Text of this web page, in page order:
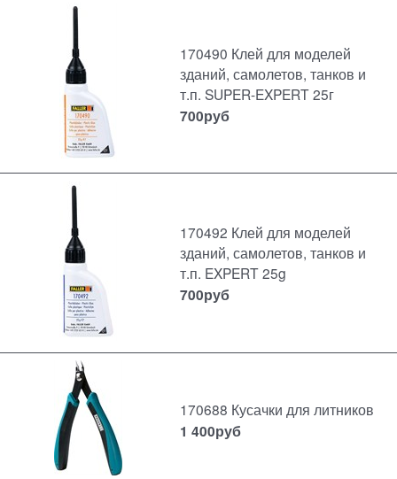
170490 Клей для моделей
зданий, самолетов, танков и
т.п. SUPER-EXPERT 25г
700руб
170492 Клей для моделей
зданий, самолетов, танков и
т.п. EXPERT 25g
700руб
170688 Кусачки для литников
1 400руб